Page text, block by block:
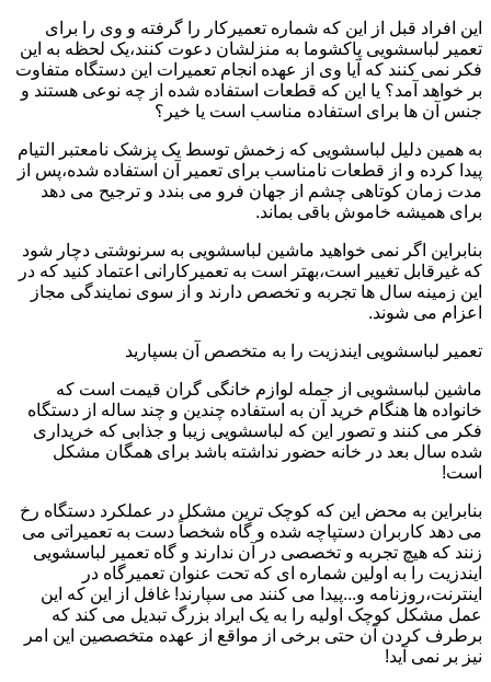
این افراد قبل از این که شماره تعمیرکار را گرفته و وی را برای
تعمیر لباسشویی پاکشوما به منزلشان دعوت کنند،یک لحظه به این
فکر نمی کنند که آیا وی از عهده انجام تعمیرات این دستگاه متفاوت
بر خواهد آمد؟ یا این که قطعات استفاده شده از چه نوعی هستند و
جنس آن ها برای استفاده مناسب است یا خیر؟
به همین دلیل لباسشویی که زخمش توسط یک پزشک نامعتبر التیام
پیدا کرده و از قطعات نامناسب برای تعمیر آن استفاده شده،پس از
مدت زمان کوتاهی چشم از جهان فرو می بندد و ترجیح می دهد
برای همیشه خاموش باقی بماند.
بنابراین اگر نمی خواهید ماشین لباسشویی به سرنوشتی دچار شود
که غیرقابل تغییر است،بهتر است به تعمیرکارانی اعتماد کنید که در
این زمینه سال ها تجربه و تخصص دارند و از سوی نمایندگی مجاز
اعزام می شوند.
تعمیر لباسشویی ایندزیت را به متخصص آن بسپارید
ماشین لباسشویی از جمله لوازم خانگی گران قیمت است که
خانواده ها هنگام خرید آن به استفاده چندین و چند ساله از دستگاه
فکر می کنند و تصور این که لباسشویی زیبا و جذابی که خریداری
شده سال بعد در خانه حضور نداشته باشد برای همگان مشکل
است!
بنابراین به محض این که کوچک ترین مشکل در عملکرد دستگاه رخ
می دهد کاربران دستپاچه شده و گاه شخصاً دست به تعمیراتی می
زنند که هیچ تجربه و تخصصی در آن ندارند و گاه تعمیر لباسشویی
ایندزیت را به اولین شماره ای که تحت عنوان تعمیرگاه در
اینترنت،روزنامه و...پیدا می کنند می سپارند! غافل از این که این
عمل مشکل کوچک اولیه را به یک ایراد بزرگ تبدیل می کند که
برطرف کردن آن حتی برخی از مواقع از عهده متخصصین این امر
نیز بر نمی آید!